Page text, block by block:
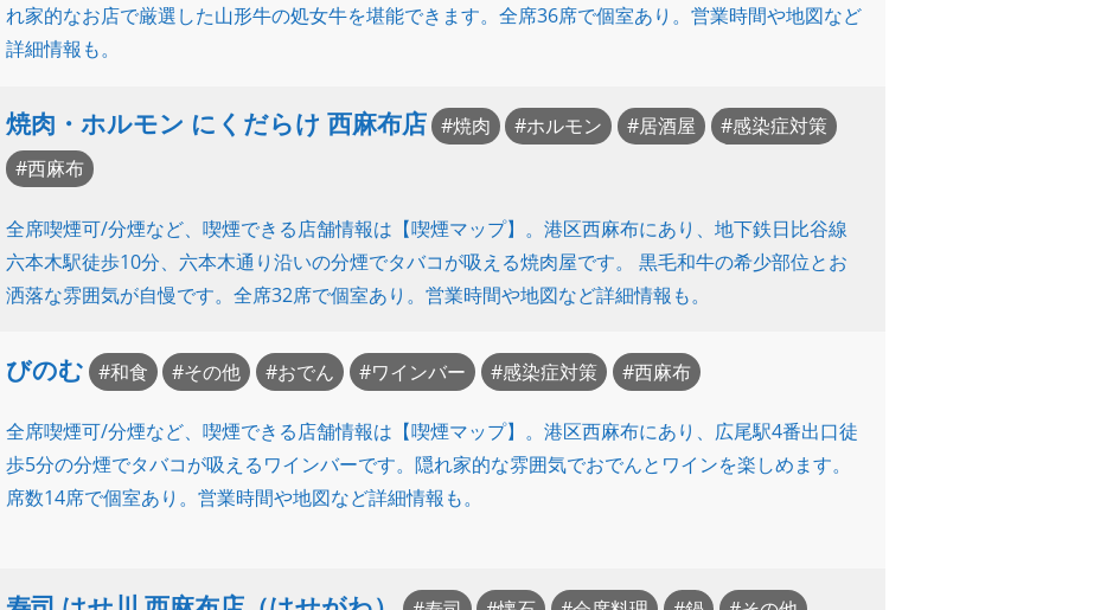
れ家的なお店で厳選した山形牛の処女牛を堪能できます。全席36席で個室あり。営業時間や地図など
詳細情報も。
焼肉・ホルモン にくだらけ 西麻布店 焼肉 ホルモン 居酒屋
感染症対策
西麻布
全席喫煙可/分煙など、喫煙できる店舗情報は【喫煙マップ】。港区西麻布にあり、地下鉄日比谷線
六本木駅徒歩10分、六本木通り沿いの分煙でタバコが吸える焼肉屋です。 黒毛和牛の希少部位とお
洒落な雰囲気が自慢です。全席32席で個室あり。営業時間や地図など詳細情報も。
びのむ 和食 その他 おでん ワインバー 感染症対策 西麻布
全席喫煙可/分煙など、喫煙できる店舗情報は【喫煙マップ】。港区西麻布にあり、広尾駅4番出口徒
歩5分の分煙でタバコが吸えるワインバーです。隠れ家的な雰囲気でおでんとワインを楽しめます。
席数14席で個室あり。営業時間や地図など詳細情報も。